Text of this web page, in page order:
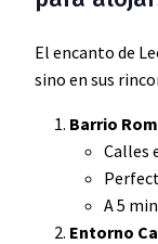
El encanto de
sino en sus
Barrio
Calles
A 5
Entorno